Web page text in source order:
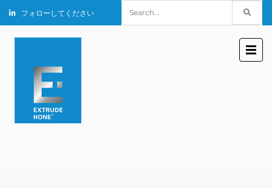
フォローしてください
for: